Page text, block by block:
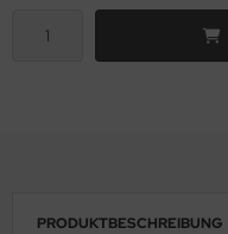
PRODUKTBESCHREIBUNG